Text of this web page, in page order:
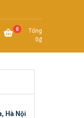
0
Tổng
0₫
Hà Nội